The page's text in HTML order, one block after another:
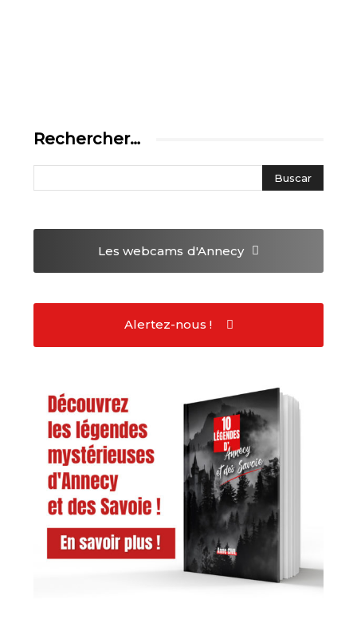
Rechercher…
Les webcams d'Annecy
Alertez-nous !